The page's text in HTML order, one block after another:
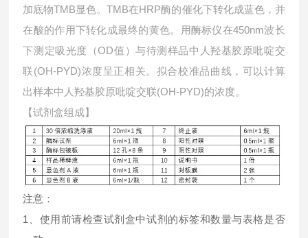
加底物TMB显色。TMB在HRP酶的催化下转化成蓝色，并
在酸的作用下转化成最终的黄色。用酶标仪在450nm波长
下测定吸光度（OD值）与待测样品中人羟基胶原吡啶交
联(OH-PYD)浓度呈正相关。拟合校准品曲线，可以计算
出样本中 人羟基胶原吡啶交联(OH-PYD)的浓度。
【试剂盒组成】
注意：
1、使用前请检查试剂盒中试剂的标签和数量与表格是否